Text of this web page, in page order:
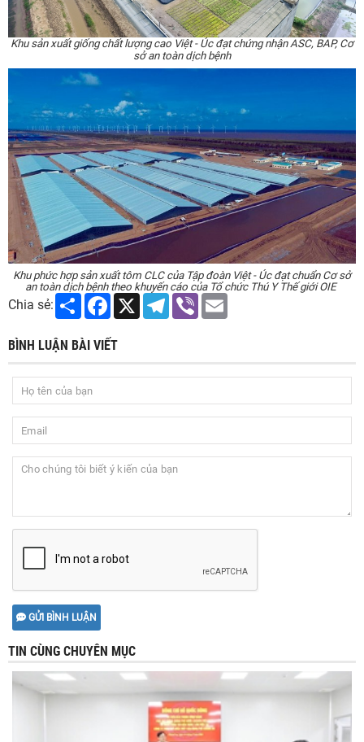
Khu sản xuất giống chất lượng cao Việt - Úc đạt chứng nhận ASC, BAP, Cơ
sở an toàn dịch bệnh
Khu phức hợp sản xuất tôm CLC của Tập đoàn Việt - Úc đạt chuẩn Cơ sở
an toàn dịch bệnh theo khuyến cáo của Tổ chức Thú Y Thế giới OIE
Chia sẻ: Share Facebook
X Telegram
Viber
BÌNH LUẬN BÀI VIẾT
GỬI BÌNH LUẬN
TIN CÙNG CHUYÊN MỤC